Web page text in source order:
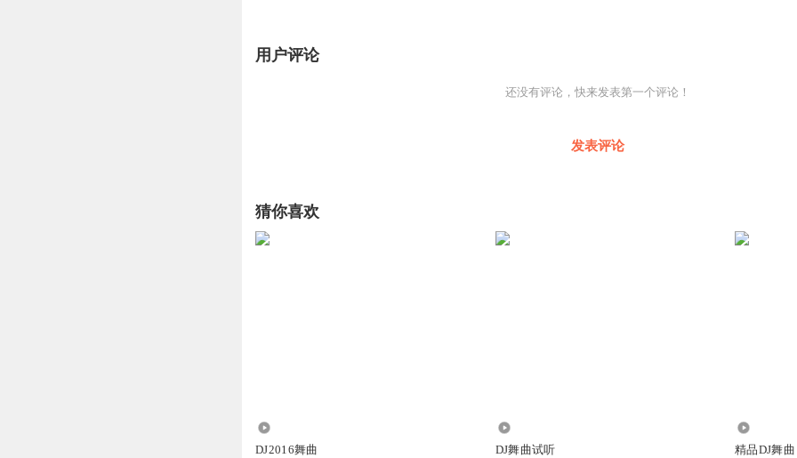
用户评论
还没有评论，快来发表第一个评论！
发表评论
猜你喜欢
DJ2016舞曲 DJ舞曲试听 精品DJ舞曲